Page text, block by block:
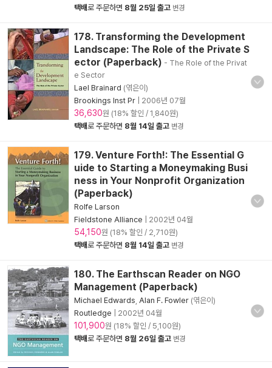
택배로 주문하면 8월 25일 출고 변경
178. Transforming the Development
Landscape: The Role of the Private S
ector (Paperback) - The Role of the Privat
e Sector
Lael Brainard (엮은이)
Brookings Inst Pr
2006년 07월
36,630원 (18% 할인 / 1,840원)
택배로 주문하면 8월 14일 출고 변경
179. Venture Forth!: The Essential G
uide to Starting a Moneymaking Busi
ness in Your Nonprofit Organization
(Paperback)
Rolfe Larson
Fieldstone Alliance
2002년 04월
54,150원 (18% 할인 / 2,710원)
택배로 주문하면 8월 14일 출고 변경
180. The Earthscan Reader on NGO
Management (Paperback)
Michael Edwards Alan F. Fowler (엮은이)
Routledge
2002년 04월
101,900원 (18% 할인 / 5,100원)
택배로 주문하면 8월 26일 출고 변경